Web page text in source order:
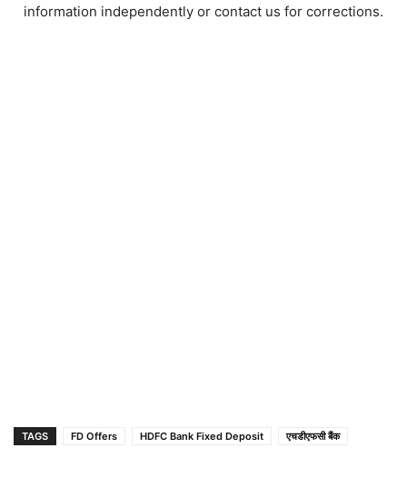
information independently or contact us for corrections.
TAGS FD Offers HDFC Bank Fixed Deposit एचडीएफसी बैंक